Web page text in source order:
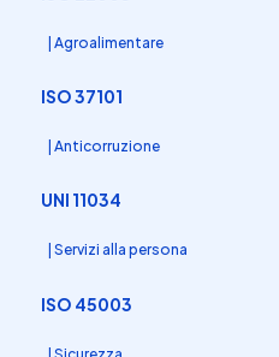
| Agroalimentare
ISO 37101
| Anticorruzione
UNI 11034
| Servizi alla persona
ISO 45003